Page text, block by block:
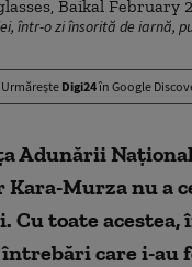
într-o zi însorită de iarnă,
Urmărește Digi24în Google
Adunării
Kara-Murza nu a
Cu toate
care i-au